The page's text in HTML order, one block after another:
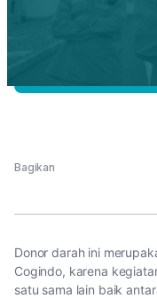
Bagikan
Donor darah ini
Cogindo, karena
satu sama lain baik